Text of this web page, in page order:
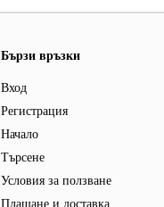
Бързи връзки
Вход
Регистрация
Начало
Търсене
Условия за ползване
Плащане и доставка